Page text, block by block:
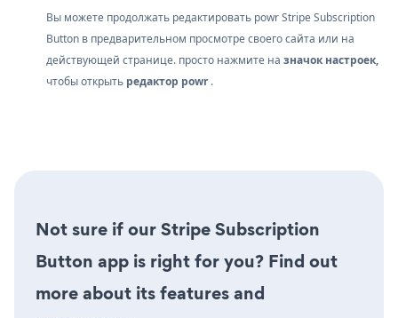
Вы можете продолжать редактировать powr Stripe Subscription
Button в предварительном просмотре своего сайта или на
действующей странице. просто нажмите на значок настроек,
чтобы открыть редактор powr.
Not sure if our Stripe Subscription
Button app is right for you? Find out
more about its features and